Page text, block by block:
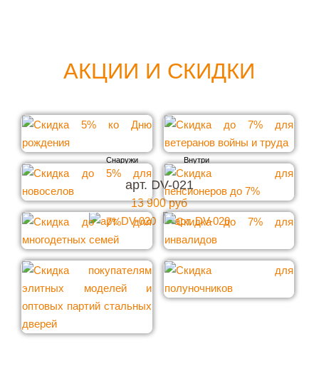
арт. DV-021
13 900 руб
АКЦИИ И СКИДКИ